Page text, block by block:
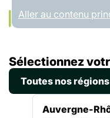
Panneau de gestion des
Aller au contenu
Accueil Liste des ressources
RAPPORT D'ACTIVITÉS|
Sélectionnez
Toutes nos régions
Auvergne-